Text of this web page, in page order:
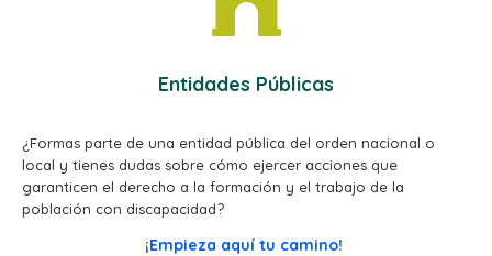
Entidades Públicas
¿Formas parte de una entidad pública del orden nacional o
local y tienes dudas sobre cómo ejercer acciones que
garanticen el derecho a la formación y el trabajo de la
población con discapacidad?
¡Empieza aquí tu camino!